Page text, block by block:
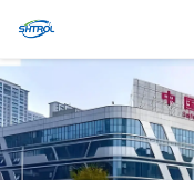
Informace o nás